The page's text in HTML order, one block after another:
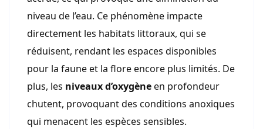
niveau de l’eau. Ce phénomène impacte
directement les habitats littoraux, qui se
réduisent, rendant les espaces disponibles
pour la faune et la flore encore plus limités. De
plus, les niveaux d’oxygèneen profondeur
chutent, provoquant des conditions anoxiques
qui menacent les espèces sensibles.